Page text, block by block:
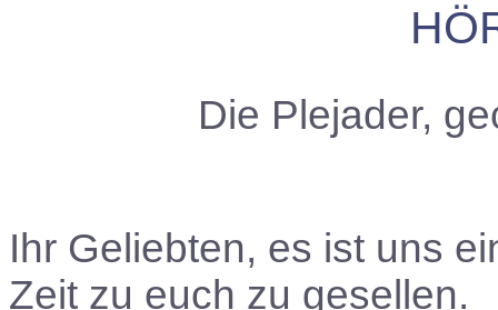
Die Plejader,
Ihr Geliebten, es ist uns
Zeit zu euch zu gesellen.